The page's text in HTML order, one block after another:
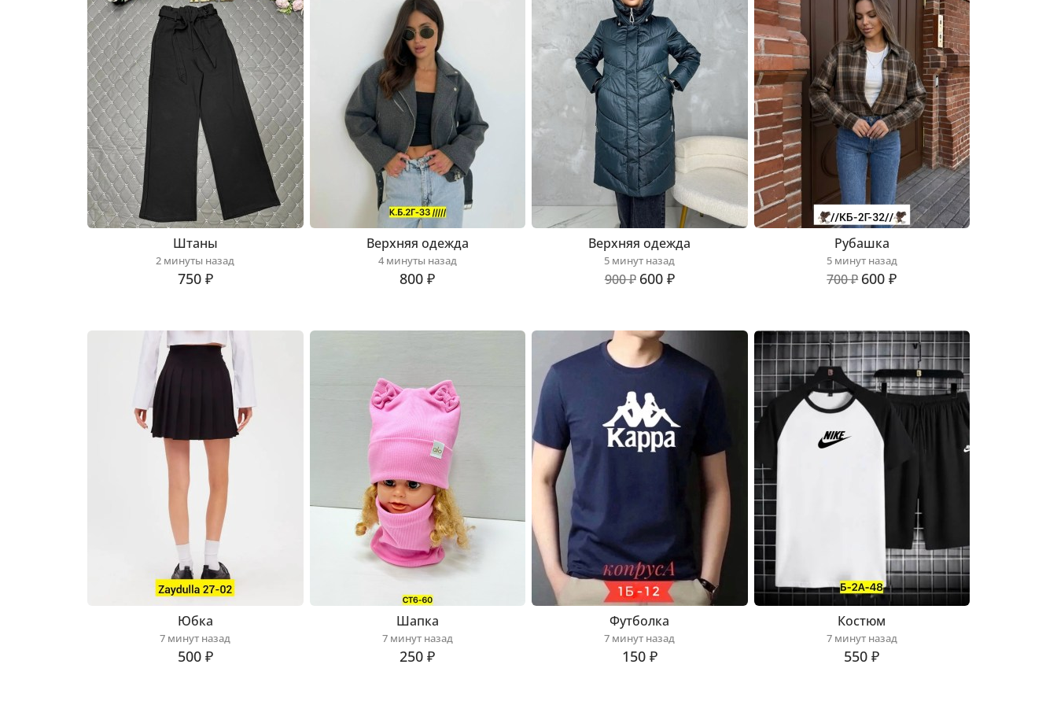
Штаны
2 минуты назад
750 ₽
Верхняя одежда
4 минуты назад
800 ₽
Верхняя одежда
5 минут назад
900 ₽ 600 ₽
Рубашка
5 минут назад
700 ₽ 600 ₽
Юбка
7 минут назад
500 ₽
Шапка
7 минут назад
250 ₽
Футболка
7 минут назад
150 ₽
Костюм
7 минут назад
550 ₽